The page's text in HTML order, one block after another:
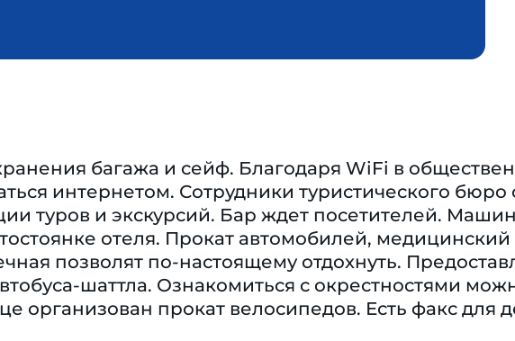
багажа и сейф. Благодаря WiFi в
интернетом. Сотрудники туристического бюро
туров и экскурсий. Бар ждет посетителей.
отеля. Прокат автомобилей, медицинский
позволят по-настоящему отдохнуть.
шаттла. Ознакомиться с окрестностями
организован прокат велосипедов. Есть факс для